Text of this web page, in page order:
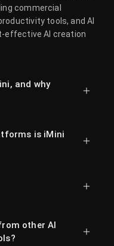
commercial
tools, and AI
effective AI creation
and why
is iMini
other AI